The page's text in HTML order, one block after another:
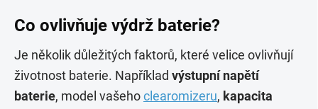
Co ovlivňuje výdrž baterie?
Je několik důležitých faktorů, které velice ovlivňují
životnost baterie. Například výstupní napětí
baterie, model vašeho clearomizeru, kapacita